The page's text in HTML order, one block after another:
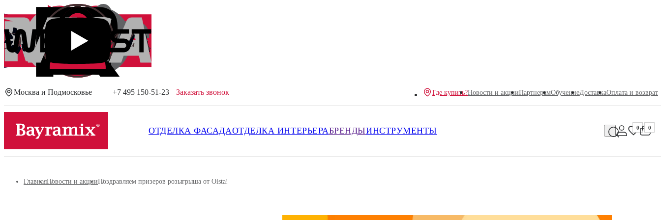
Москва и Подмосковье +7 495 150-51-23 Заказать звонок Где купить?Новости и акцииПартнерамОбучениеДоставкаОплата и возврат
ОТДЕЛКА ФАСАДАОТДЕЛКА ИНТЕРЬЕРАБРЕНДЫИНСТРУМЕНТЫ 0 0
ГлавнаяНовости и акцииПоздравляем призеров розыгрыша от Olsta!